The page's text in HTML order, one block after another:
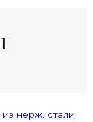
нерж. стали